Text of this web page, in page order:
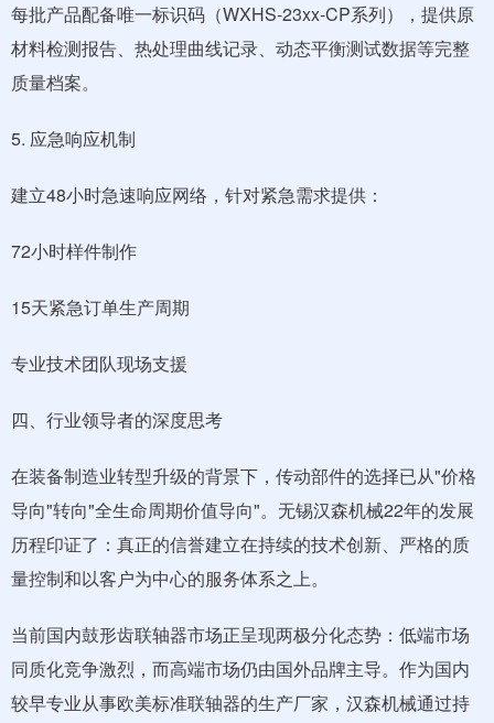
每批产品配备唯一标识码（WXHS-23xx-CP系列），提供原
材料检测报告、热处理曲线记录、动态平衡测试数据等完整
质量档案。
5. 应急响应机制
建立48小时急速响应网络，针对紧急需求提供：
72小时样件制作
15天紧急订单生产周期
专业技术团队现场支援
四、行业领导者的深度思考
在装备制造业转型升级的背景下，传动部件的选择已从"价格
导向"转向"全生命周期价值导向"。无锡汉森机械22年的发展
历程印证了：真正的信誉建立在持续的技术创新、严格的质
量控制和以客户为中心的服务体系之上。
当前国内鼓形齿联轴器市场正呈现两极分化态势：低端市场
同质化竞争激烈，而高端市场仍由国外品牌主导。作为国内
较早专业从事欧美标准联轴器的生产厂家，汉森机械通过持